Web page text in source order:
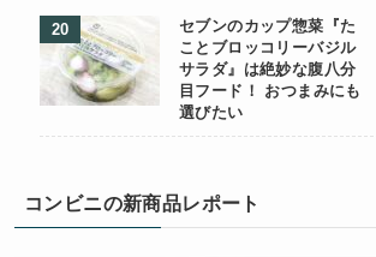
セブンのカップ惣菜『た
ことブロッコリーバジル
サラダ』は絶妙な腹八分
目フード！ おつまみにも
選びたい
コンビニの新商品レポート